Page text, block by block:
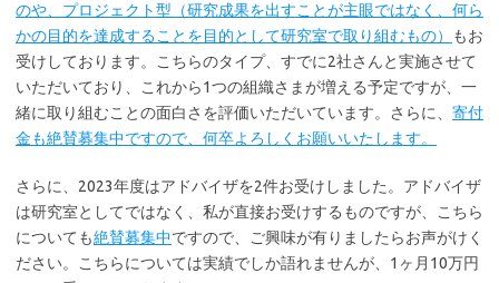
のや、プロジェクト型（研究成果を出すことが主眼ではなく、何ら
かの目的を達成することを目的として研究室で取り組むもの）
もお
受けしております。こちらのタイプ、すでに2社さんと実施させて
いただいており、これから1つの組織さまが増える予定ですが、一
緒に取り組むことの面白さを評価いただいています。さらに、 寄付
金も絶賛募集中ですので、何卒よろしくお願いいたします。
さらに、2023年度はアドバイザを2件お受けしました。アドバイザ
は研究室としてではなく、私が直接お受けするものですが、こちら
についても絶賛募集中ですので、ご興味が有りましたらお声がけく
ださい。こちらについては実績でしか語れませんが、1ヶ月10万円